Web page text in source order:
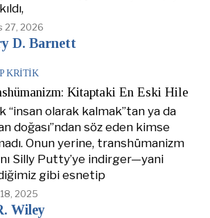
27, 2026
D. Barnett
KRITIK
Kitaptaki En Eski Hile
“insan olarak kalmak”tan ya da
doğası”ndan söz eden kimse
Onun yerine, transhümanizm
Silly Putty’ye indirger—yani
gibi esnetip
2025
Wiley